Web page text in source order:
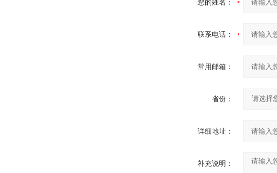
您的姓名：
联系电话：
常用邮箱：
省份：
详细地址：
补充说明：